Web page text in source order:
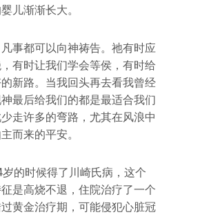
儿渐渐长大。
事都可以向神祷告。祂有时应
有时让我们学会等侯，有时给
新路。当我回头再去看我曾经
最后给我们的都是最适合我们
走许多的弯路，尤其在风浪中
而来的平安。
的时候得了川崎氏病，这个
是高烧不退，住院治疗了一个
黄金治疗期，可能侵犯心脏冠